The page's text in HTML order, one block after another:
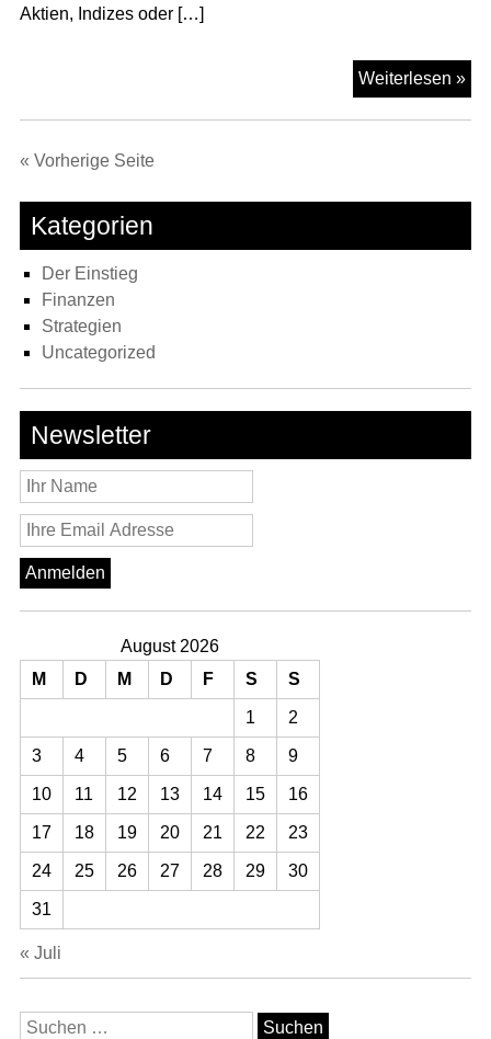
Aktien, Indizes oder […]
Weiterlesen »
« Vorherige Seite
Kategorien
Der Einstieg
Finanzen
Strategien
Uncategorized
Newsletter
August 2026
M
D M D F S S
1 2
3 4 5 6 7 8 9
10 11 12 13 14 15 16
17 18 19 20 21 22 23
24 25 26 27 28 29 30
31
« Juli
Suchen